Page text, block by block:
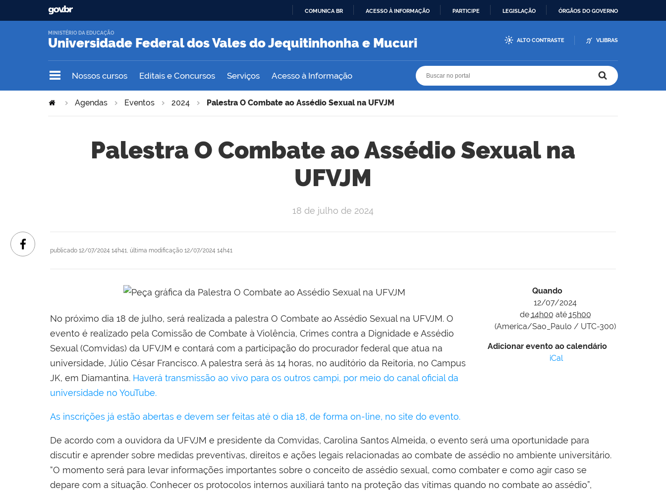
O
COMUNICA BR ACESSO À INFORMAÇÃO PARTICIPE LEGISLAÇÃO ÓRGÃOS DO GOVERNO
Universidade Federal dos Vales do Jequitinhonha e Mucuri
MINISTÉRIO DA EDUCAÇÃO
ALTO CONTRASTE VLIBRAS
Nossos cursos Editais e Concursos Serviços Acesso à Informação
Agendas Eventos 2024 Palestra O Combate ao Assédio Sexual na UFVJM
Palestra O Combate ao Assédio Sexual na
UFVJM
publicado 12/07/2024 14h41, última modificação 12/07/2024 14h41
18 de julho de 2024
Quando
12/07/2024
de 14h00 até 15h00
(America/Sao_Paulo / UTC-300)
Adicionar evento ao calendário
iCal
No próximo dia 18 de julho, será realizada a palestra O Combate ao Assédio Sexual na UFVJM. O
evento é realizado pela Comissão de Combate à Violência, Crimes contra a Dignidade e Assédio
Sexual (Comvidas) da UFVJM e contará com a participação do procurador federal que atua na
universidade, Júlio César Francisco. A palestra será às 14 horas, no auditório da Reitoria, no Campus
JK, em Diamantina. Haverá transmissão ao vivo para os outros campi, por meio do canal oficial da
universidade no YouTube.
As inscrições já estão abertas e devem ser feitas até o dia 18, de forma on-line, no site do evento.
De acordo com a ouvidora da UFVJM e presidente da Comvidas, Carolina Santos Almeida, o evento será uma oportunidade para
discutir e aprender sobre medidas preventivas, direitos e ações legais relacionadas ao combate de assédio no ambiente universitário.
“O momento será para levar informações importantes sobre o conceito de assédio sexual, como combater e como agir caso se
depare com a situação. Conhecer os protocolos internos auxiliará tanto na proteção das vítimas quando no combate ao assédio”,